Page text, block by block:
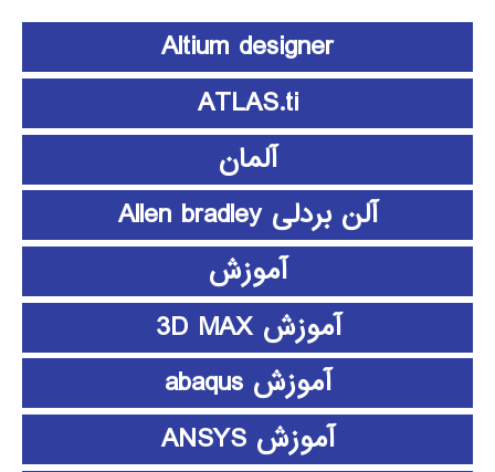
Altium designer
ATLAS.ti
آلمان
آلن بردلی Allen bradley
آموزش
آموزش 3D MAX
آموزش abaqus
آموزش ANSYS